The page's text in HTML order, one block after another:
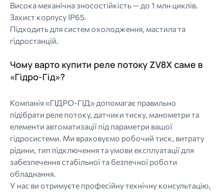
Висока механічна зносостійкість — до 1 млн циклів.
Захист корпусу IP65.
Підходить для систем охолодження, мастила та
гідростанцій.
Чому варто купити реле потоку ZV8X саме в
«Гідро-Гід»?
Компанія «ГІДРО-ГІД» допомагає правильно
підібрати реле потоку, датчики тиску, манометри та
елементи автоматизації під параметри вашої
гідросистеми. Ми враховуємо робочий тиск, витрату
рідини, тип підключення та умови експлуатації для
забезпечення стабільної та безпечної роботи
обладнання.
У нас ви отримуєте професійну технічну консультацію,